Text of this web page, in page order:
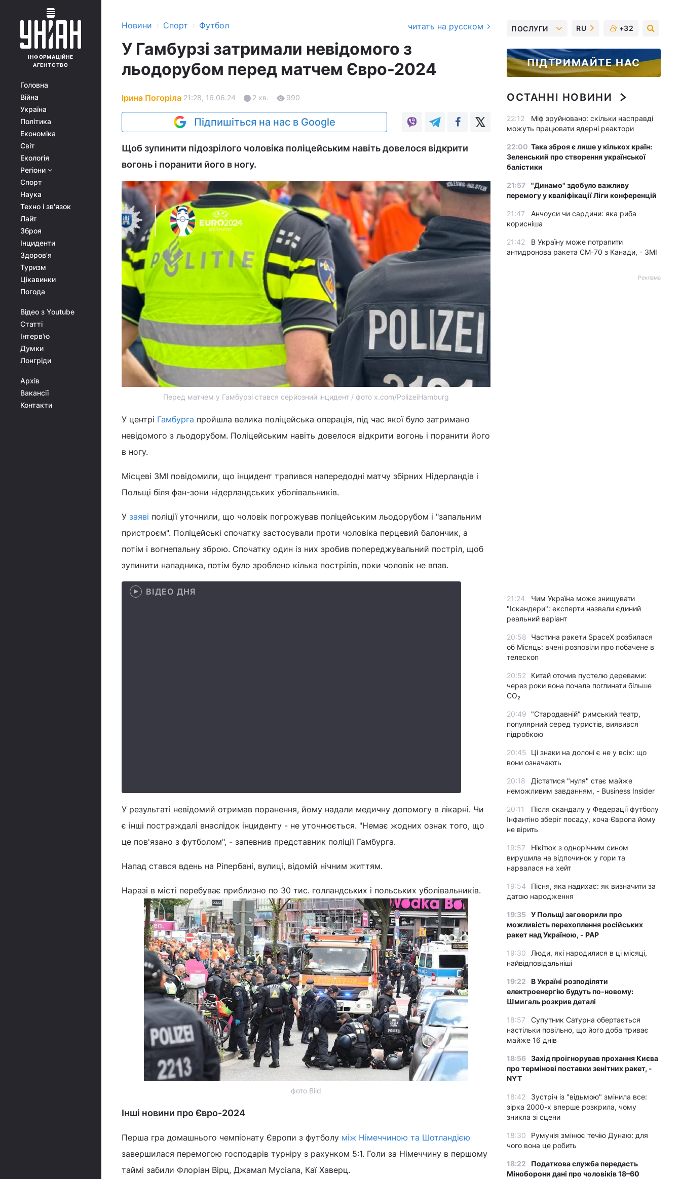
ІНФОРМАЦІЙНЕ
АГЕНТСТВО
Головна
Війна
Україна
Політика
Економіка
Світ
Екологія
Регіони
Спорт
Наука
Техно і зв'язок
Лайт
Зброя
Інциденти
Здоров'я
Туризм
Цікавинки
Погода
Відео з Youtube
Статті
Інтерв'ю
Думки
Лонгріди
Архів
Вакансії
Контакти
Новини › Спорт › Футбол читать на русском
У Гамбурзі затримали невідомого з
льодорубом перед матчем Євро-2024
Ірина Погоріла 21:28, 16.06.24 2 хв. 990
Підпишіться на нас в Google
Щоб зупинити підозрілого чоловіка поліцейським навіть довелося відкрити
вогонь і поранити його в ногу.
Перед матчем у Гамбурзі стався серйозний інцидент / фото x.com/PolizeiHamburg
У центрі Гамбурга пройшла велика поліцейська операція, під час якої було затримано
невідомого з льодорубом. Поліцейським навіть довелося відкрити вогонь і поранити його
в ногу.
Місцеві ЗМІ повідомили, що інцидент трапився напередодні матчу збірних Нідерландів і
Польщі біля фан-зони нідерландських уболівальників.
У заяві поліції уточнили, що чоловік погрожував поліцейським льодорубом і "запальним
пристроєм". Поліцейські спочатку застосували проти чоловіка перцевий балончик, а
потім і вогнепальну зброю. Спочатку один із них зробив попереджувальний постріл, щоб
зупинити нападника, потім було зроблено кілька пострілів, поки чоловік не впав.
ВІДЕО ДНЯ
У результаті невідомий отримав поранення, йому надали медичну допомогу в лікарні. Чи
є інші постраждалі внаслідок інциденту - не уточнюється. "Немає жодних ознак того, що
це пов'язано з футболом", - запевнив представник поліції Гамбурга.
Напад стався вдень на Ріпербані, вулиці, відомій нічним життям.
Наразі в місті перебуває приблизно по 30 тис. голландських і польських уболівальників.
фото Bild
Інші новини про Євро-2024
Перша гра домашнього чемпіонату Європи з футболу між Німеччиною та Шотландією
завершилася перемогою господарів турніру з рахунком 5:1. Голи за Німеччину в першому
таймі забили Флоріан Вірц, Джамал Мусіала, Каї Хаверц.
ПОСЛУГИ RU +32
ПІДТРИМАЙТЕ НАС
ОСТАННІ НОВИНИ
22:12
Міф зруйновано: скільки насправді
можуть працювати ядерні реактори
22:00 Така зброя є лише у кількох країн:
Зеленський про створення української
балістики
21:57
"Динамо" здобуло важливу
перемогу у кваліфікації Ліги конференцій
21:47
Анчоуси чи сардини: яка риба
корисніша
21:42
В Україну може потрапити
антидронова ракета CM-70 з Канади, - ЗМІ
Реклама
21:24
Чим Україна може знищувати
"Іскандери": експерти назвали єдиний
реальний варіант
20:58
Частина ракети SpaceX розбилася
об Місяць: вчені розповіли про побачене в
телескоп
20:52
Китай оточив пустелю деревами:
через роки вона почала поглинати більше
CO₂
20:49
"Стародавній" римський театр,
популярний серед туристів, виявився
підробкою
20:45
Ці знаки на долоні є не у всіх: що
вони означають
20:18
Дістатися "нуля" стає майже
неможливим завданням, - Business Insider
20:11
Після скандалу у Федерації футболу
Інфантіно зберіг посаду, хоча Європа йому
не вірить
19:57
Нікітюк з однорічним сином
вирушила на відпочинок у гори та
нарвалася на хейт
19:54
Пісня, яка надихає: як визначити за
датою народження
19:35 У Польщі заговорили про
можливість перехоплення російських
ракет над Україною, - PAP
19:30
Люди, які народилися в ці місяці,
найвідповідальніші
19:22
В Україні розподіляти
електроенергію будуть по-новому:
Шмигаль розкрив деталі
18:57
Супутник Сатурна обертається
настільки повільно, що його доба триває
майже 16 днів
18:56 Захід проігнорував прохання Києва
про термінові поставки зенітних ракет, -
NYT
18:42
Зустріч із "відьмою" змінила все:
зірка 2000-х вперше розкрила, чому
зникла зі сцени
18:30
Румунія змінює течію Дунаю: для
чого вона це робить
18:22
Податкова служба передасть
Міноборони дані про чоловіків 18–60